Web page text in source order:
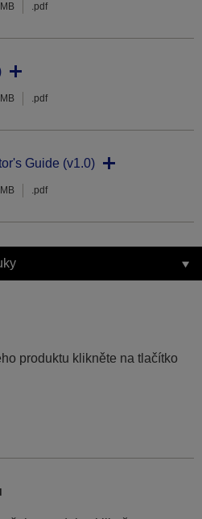
.pdf
.pdf
Guide (v1.0)
.pdf
produktu klikněte na tlačítko